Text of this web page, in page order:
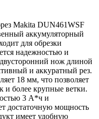
Makita DUN461WSF
аккумуляторный
для обрезки
надежностью и
нож длиной
и аккуратный рез.
18 мм, что позволяет
и более крупные ветки.
3 А*ч и
достаточную мощность
имеет удобную